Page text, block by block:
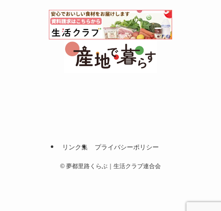
リンク集 プライバシーポリシー
© 夢都里路くらぶ｜生活クラブ連合会